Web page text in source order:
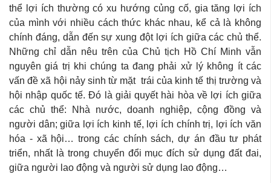
thể lợi ích thường có xu hướng củng cố, gia tăng lợi ích
của mình với nhiều cách thức khác nhau, kể cả là không
chính đáng, dẫn đến sự xung đột lợi ích giữa các chủ thể.
Những chỉ dẫn nêu trên của Chủ tịch Hồ Chí Minh vẫn
nguyên giá trị khi chúng ta đang phải xử lý không ít các
vấn đề xã hội nảy sinh từ mặt trái của kinh tế thị trường và
hội nhập quốc tế. Đó là giải quyết hài hòa về lợi ích giữa
các chủ thể: Nhà nước, doanh nghiệp, cộng đồng và
người dân; giữa lợi ích kinh tế, lợi ích chính trị, lợi ích văn
hóa - xã hội… trong các chính sách, dự án đầu tư phát
triển, nhất là trong chuyển đổi mục đích sử dụng đất đai,
giữa người lao động và người sử dụng lao động…